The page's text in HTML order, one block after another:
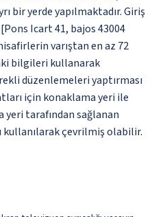
bir yerde yapılmaktadır. Giriş
Icart 41, bajos 43004
varıştan en az 72
bilgileri kullanarak
düzenlemeleri yaptırması
için konaklama yeri ile
tarafından sağlanan
çevrilmiş olabilir.